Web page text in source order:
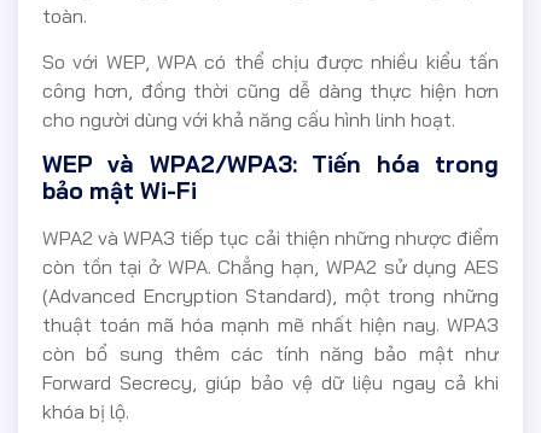
toàn.
So với WEP, WPA có thể chịu được nhiều kiểu tấn
công hơn, đồng thời cũng dễ dàng thực hiện hơn
cho người dùng với khả năng cấu hình linh hoạt.
WEP và WPA2/WPA3: Tiến hóa trong
bảo mật Wi-Fi
WPA2 và WPA3 tiếp tục cải thiện những nhược điểm
còn tồn tại ở WPA. Chẳng hạn, WPA2 sử dụng AES
(Advanced Encryption Standard), một trong những
thuật toán mã hóa mạnh mẽ nhất hiện nay. WPA3
còn bổ sung thêm các tính năng bảo mật như
Forward Secrecy, giúp bảo vệ dữ liệu ngay cả khi
khóa bị lộ.